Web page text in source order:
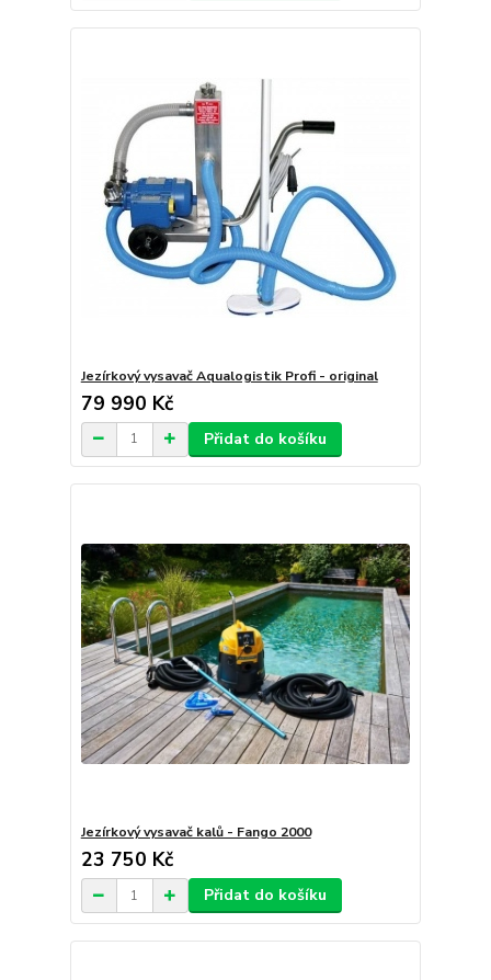
Jezírkový vysavač Aqualogistik Profi - original
79 990 Kč
Přidat do košíku
Jezírkový vysavač kalů - Fango 2000
23 750 Kč
Přidat do košíku